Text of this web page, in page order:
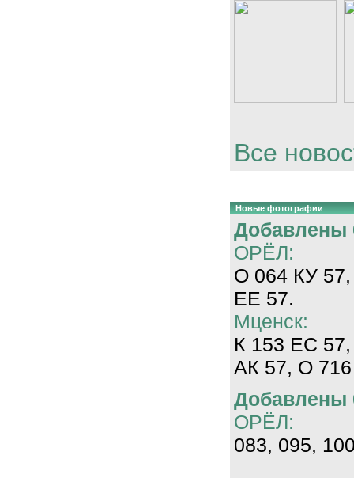
Все
Новые фотографии
Добавлены
ОРЁЛ:
О 064 КУ
ЕЕ 57.
Мценск:
К 153 ЕС
АК 57, О
Добавлены
ОРЁЛ:
083, 095,